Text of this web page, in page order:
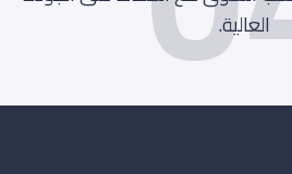
العالية.